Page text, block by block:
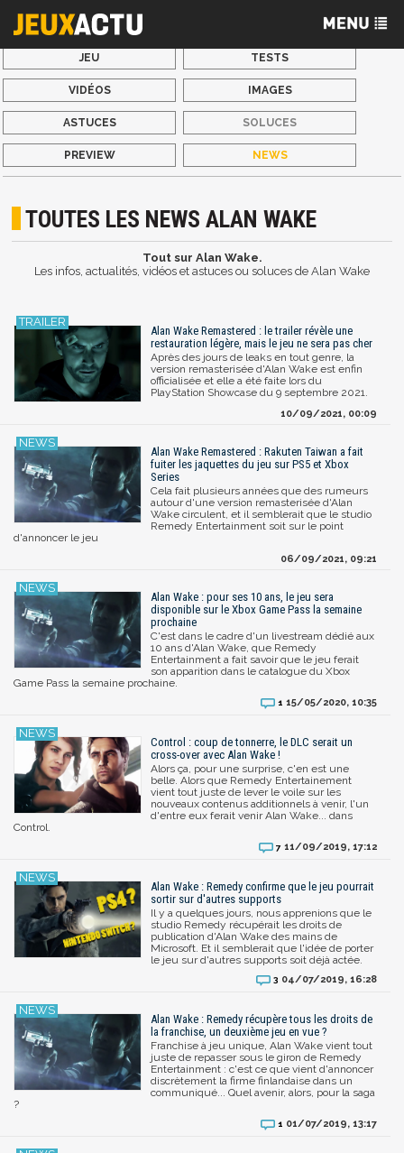
JEU TESTS
VIDÉOS IMAGES
ASTUCES SOLUCES
PREVIEW NEWS
TOUTES LES NEWS ALAN WAKE
Tout sur Alan Wake.
Les infos, actualités, vidéos et astuces ou soluces de Alan Wake
Alan Wake Remastered : le trailer révèle une
restauration légère, mais le jeu ne sera pas cher
Après des jours de leaks en tout genre, la
version remasterisée d'Alan Wake est enfin
officialisée et elle a été faite lors du
PlayStation Showcase du 9 septembre 2021.
10/09/2021, 00:09
Alan Wake Remastered : Rakuten Taiwan a fait
fuiter les jaquettes du jeu sur PS5 et Xbox
Series
Cela fait plusieurs années que des rumeurs
autour d'une version remasterisée d'Alan
Wake circulent, et il semblerait que le studio
Remedy Entertainment soit sur le point
d'annoncer le jeu
06/09/2021, 09:21
Alan Wake : pour ses 10 ans, le jeu sera
disponible sur le Xbox Game Pass la semaine
prochaine
C'est dans le cadre d'un livestream dédié aux
10 ans d'Alan Wake, que Remedy
Entertainment a fait savoir que le jeu ferait
son apparition dans le catalogue du Xbox
Game Pass la semaine prochaine.
1 15/05/2020, 10:35
Control : coup de tonnerre, le DLC serait un
cross-over avec Alan Wake !
Alors ça, pour une surprise, c'en est une
belle. Alors que Remedy Entertainement
vient tout juste de lever le voile sur les
nouveaux contenus additionnels à venir, l'un
d'entre eux ferait venir Alan Wake... dans
Control.
7 11/09/2019, 17:12
Alan Wake : Remedy confirme que le jeu pourrait
sortir sur d'autres supports
Il y a quelques jours, nous apprenions que le
studio Remedy récupérait les droits de
publication d'Alan Wake des mains de
Microsoft. Et il semblerait que l'idée de porter
le jeu sur d'autres supports soit déjà actée.
3 04/07/2019, 16:28
Alan Wake : Remedy récupère tous les droits de
la franchise, un deuxième jeu en vue ?
Franchise à jeu unique, Alan Wake vient tout
juste de repasser sous le giron de Remedy
Entertainment : c'est ce que vient d'annoncer
discrètement la firme finlandaise dans un
communiqué... Quel avenir, alors, pour la saga
?
1 01/07/2019, 13:17